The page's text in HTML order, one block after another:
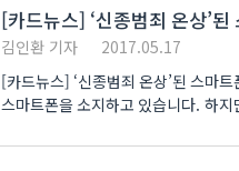
[카드뉴스] ‘신종범죄 온상’된
김인환 기자
2017.05.17
[카드뉴스] ‘신종범죄 온상’된 스마트폰 한국은 세계 최고 수준의 스마트폰 보급률을 자랑할 정도로 많은 국
스마트폰을 소지하고 있습니다. 하